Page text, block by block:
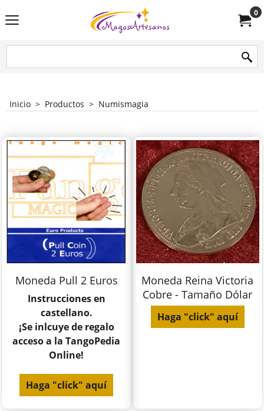
0
Inicio > Productos > Numismagia
Moneda Pull 2 Euros
Instrucciones en
castellano.
¡Se inlcuye de regalo
acceso a la TangoPedia
Online!
Haga "click" aquí
Moneda Reina Victoria
Cobre - Tamaño Dólar
Haga "click" aquí